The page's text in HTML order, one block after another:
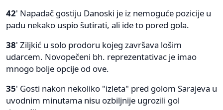
42' Napadač gostiju Danoski je iz nemoguće pozicije u
padu nekako uspio šutirati, ali ide to pored gola.
38' Ziljkić u solo prodoru kojeg završava lošim
udarcem. Novopečeni bh. reprezentativac je imao
mnogo bolje opcije od ove.
35' Gosti nakon nekoliko "izleta" pred golom Sarajeva u
uvodnim minutama nisu ozbiljnije ugrozili gol